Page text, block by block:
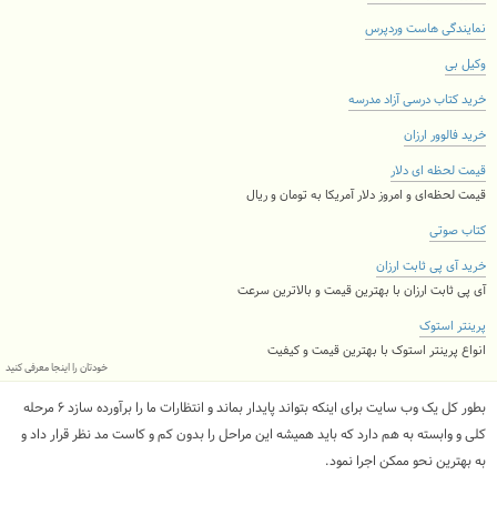
نمایندگی هاست وردپرس
وکیل بی
خرید کتاب درسی آزاد مدرسه
خرید فالوور ارزان
قیمت لحظه ای دلار
قیمت لحظه‌ای و امروز دلار آمریکا به تومان و ریال
کتاب صوتی
خرید آی پی ثابت ارزان
آی پی ثابت ارزان با بهترین قیمت و بالاترین سرعت
پرینتر استوک
انواع پرینتر استوک با بهترین قیمت و کیفیت
خودتان را اینجا معرفی کنید
بطور کل یک وب سایت برای اینکه بتواند پایدار بماند و انتظارات ما را برآورده سازد ۶ مرحله
کلی و وابسته به هم دارد که باید همیشه این مراحل را بدون کم و کاست مد نظر قرار داد و
به بهترین نحو ممکن اجرا نمود.